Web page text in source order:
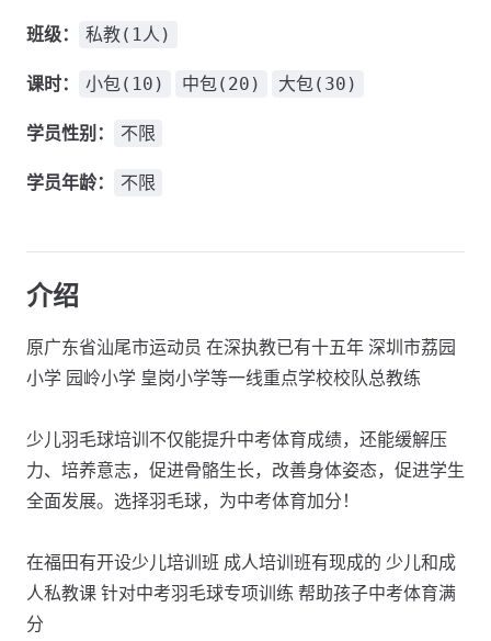
班级： 私教(1人)
课时： 小包(10) 中包(20) 大包(30)
学员性别： 不限
学员年龄： 不限
介绍
原广东省汕尾市运动员 在深执教已有十五年 深圳市荔园
小学 园岭小学 皇岗小学等一线重点学校校队总教练
少儿羽毛球培训不仅能提升中考体育成绩，还能缓解压
力、培养意志，促进骨骼生长，改善身体姿态，促进学生
全面发展。选择羽毛球，为中考体育加分！
在福田有开设少儿培训班 成人培训班有现成的 少儿和成
人私教课 针对中考羽毛球专项训练 帮助孩子中考体育满
分